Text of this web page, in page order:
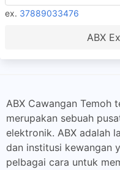
ex. 37889033476
ABX
ABX Cawangan Temoh
merupakan sebuah
elektronik. ABX adalah
dan institusi kewangan
pelbagai cara untuk